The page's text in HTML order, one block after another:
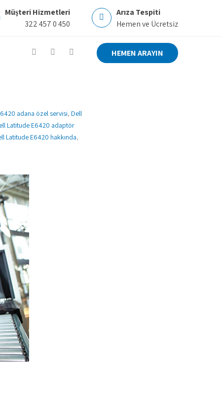
Müşteri Hizmetleri
322 457 0 450
Arıza Tespiti
Hemen ve Ücretsiz
HEMEN ARAYIN
adana özel servisi, Dell
Latitude E6420 adaptör
Latitude E6420 hakkında,